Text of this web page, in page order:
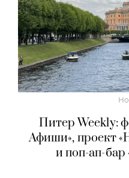
Питер Weekly:
Афиши», проект
и поп-ап-бар